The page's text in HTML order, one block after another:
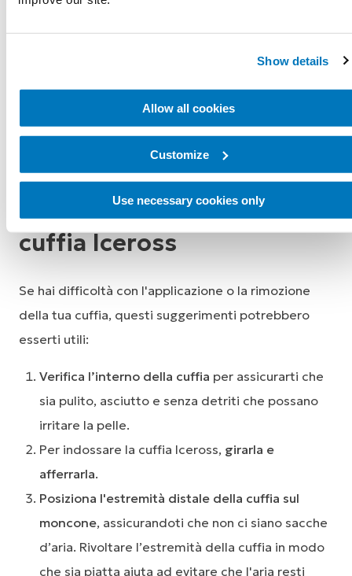
Show details
Allow all cookies
Customize
Use necessary cookies only
Indossare e togliere la
cuffia Iceross
Se hai difficoltà con l'applicazione o la rimozione
della tua cuffia, questi suggerimenti potrebbero
esserti utili:
Verifica l’interno della cuffia per assicurarti che
sia pulito, asciutto e senza detriti che possano
irritare la pelle.
Per indossare la cuffia Iceross, girarla e
afferrarla.
Posiziona l'estremità distale della cuffia sul
moncone, assicurandoti che non ci siano sacche
d’aria. Rivoltare l’estremità della cuffia in modo
che sia piatta aiuta ad evitare che l'aria resti